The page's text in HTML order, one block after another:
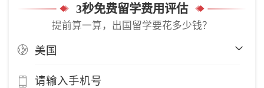
3秒免费留学费用评估
提前算一算，出国留学要花多少钱？